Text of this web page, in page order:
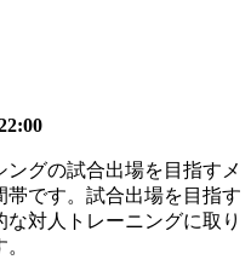
グの試合出場を目指すメ
帯です。試合出場を目指す
対人トレーニングに取り